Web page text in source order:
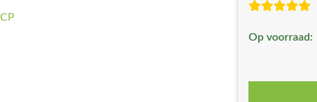
Op voorraad: